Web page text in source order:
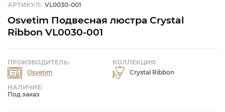
АРТИКУЛ: VL0030-001
Osvetim Подвесная люстра Crystal
Ribbon VL0030-001
НАЛИЧИЕ:
Под заказ
КОЛЛЕКЦИЯ:
Crystal Ribbon
ПРОИЗВОДИТЕЛЬ:
Osvetim